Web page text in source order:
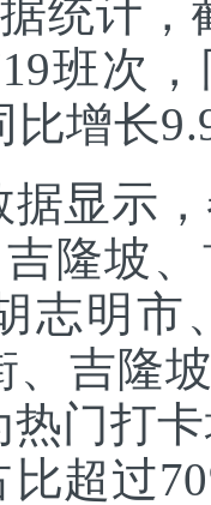
统计
班次
比增长
示，
隆坡
志明市
、吉隆
门打
超过